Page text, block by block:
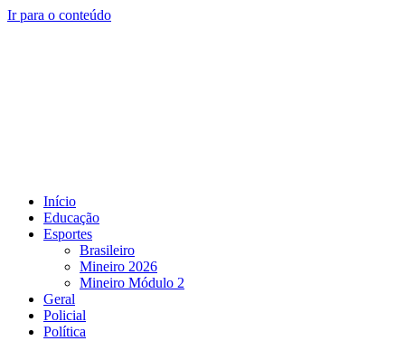
Ir para o conteúdo
Início
Educação
Esportes
Brasileiro
Mineiro 2026
Mineiro Módulo 2
Geral
Policial
Política